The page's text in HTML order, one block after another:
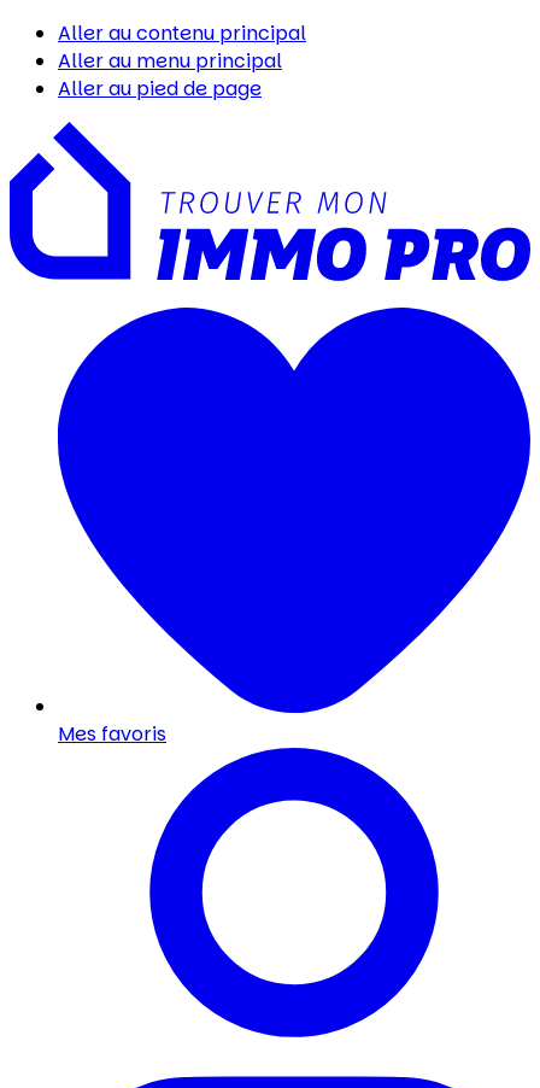
Aller au contenu principal
Aller au menu principal
Aller au pied de page
Mes favoris